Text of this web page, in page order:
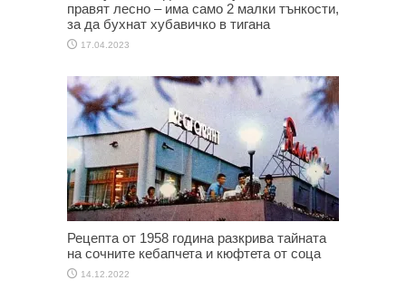
правят лесно – има само 2 малки тънкости,
за да бухнат хубавичко в тигана
17.04.2023
Рецепта от 1958 година разкрива тайната
на сочните кебапчета и кюфтета от соца
14.12.2022